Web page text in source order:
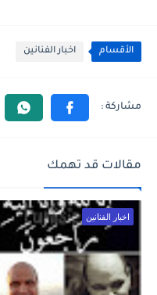
الأقسام اخبار الفنانين
مقالات قد تهمك
اخبار الفنانين